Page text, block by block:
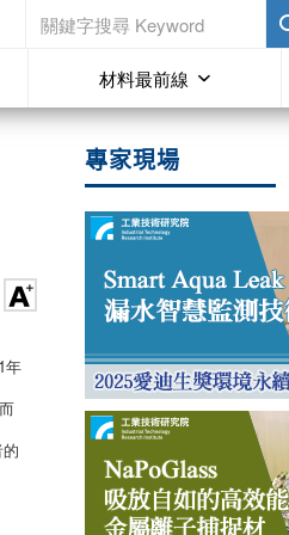
材料最前線
年
專家現場